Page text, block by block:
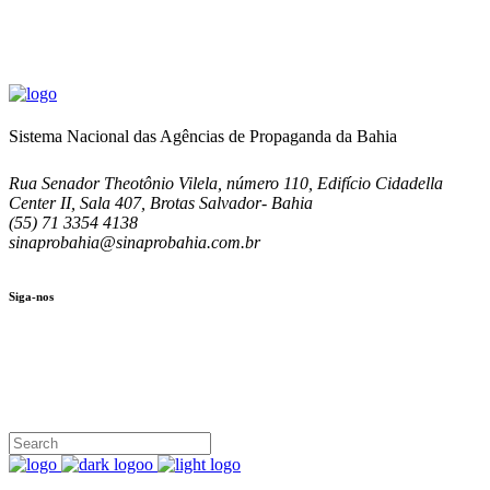
Sistema Nacional das Agências de Propaganda da Bahia
Rua Senador Theotônio Vilela, número 110, Edifício Cidadella
Center II, Sala 407, Brotas Salvador- Bahia
(55) 71 3354 4138
sinaprobahia@sinaprobahia.com.br
Siga-nos